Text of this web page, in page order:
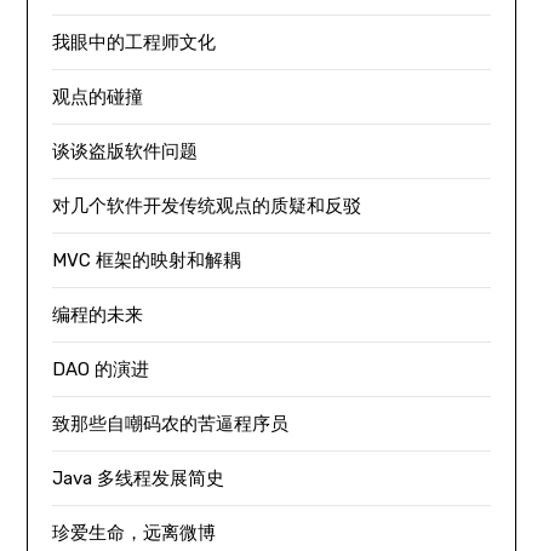
我眼中的工程师文化
观点的碰撞
谈谈盗版软件问题
对几个软件开发传统观点的质疑和反驳
MVC 框架的映射和解耦
编程的未来
DAO 的演进
致那些自嘲码农的苦逼程序员
Java 多线程发展简史
珍爱生命，远离微博